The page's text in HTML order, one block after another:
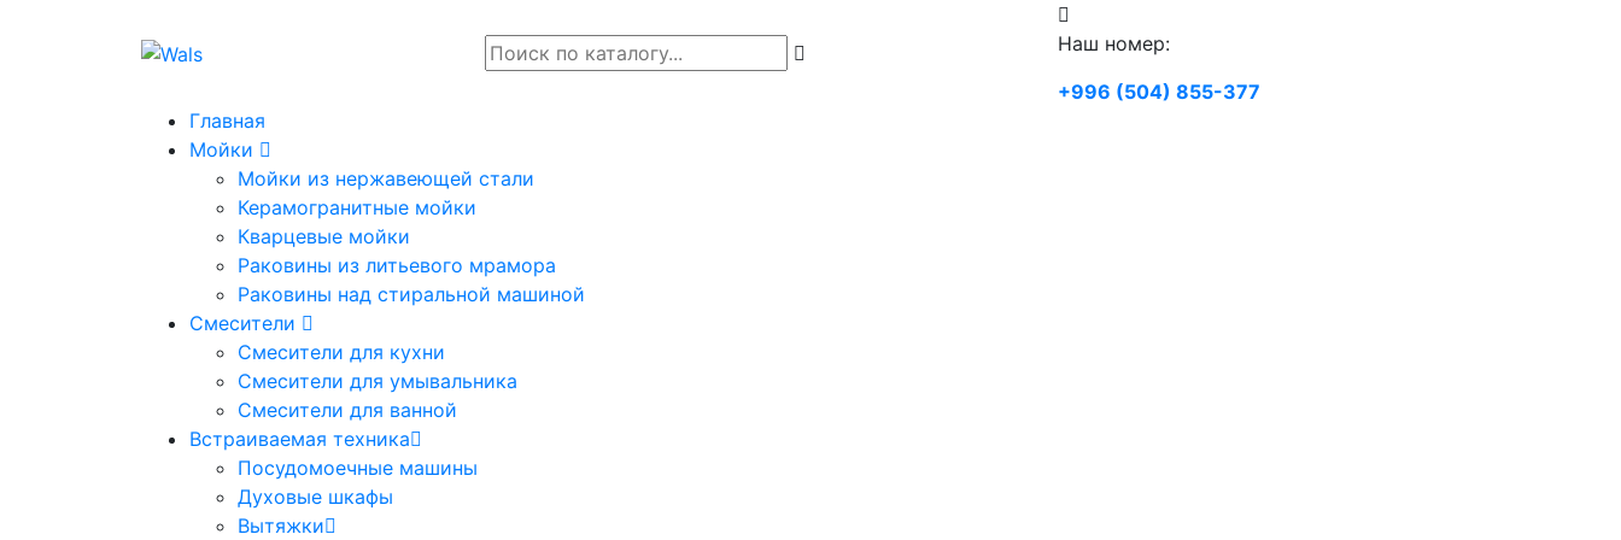
Наш номер:
+996 (504) 855-377
Главная
Мойки
Мойки из нержавеющей стали
Керамогранитные мойки
Кварцевые мойки
Раковины из литьевого мрамора
Раковины над стиральной машиной
Смесители
Смесители для кухни
Смесители для умывальника
Смесители для ванной
Встраиваемая техника
Посудомоечные машины
Духовые шкафы
Вытяжки